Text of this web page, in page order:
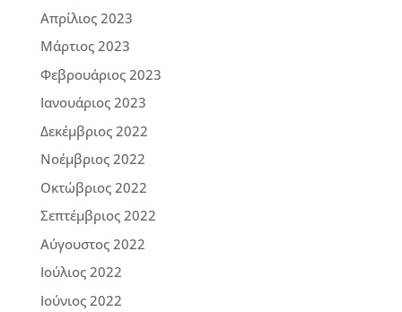
Απρίλιος 2023
Μάρτιος 2023
Φεβρουάριος 2023
Ιανουάριος 2023
Δεκέμβριος 2022
Νοέμβριος 2022
Οκτώβριος 2022
Σεπτέμβριος 2022
Αύγουστος 2022
Ιούλιος 2022
Ιούνιος 2022